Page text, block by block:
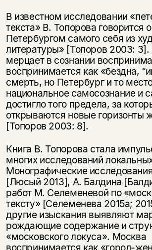
В известном исследовании
текста» В. Топорова говорится
Петербургом самого себя из
литературы» [Топоров 2003: 3].
мерцает в сознании
воспринимается как «бездна,
смерть, но Петербург и то
национальное самосознание и
достигло того предела, за
открываются новые горизонты
[Топоров 2003: 8].
Книга В. Топорова стала
многих исследований
Монографические
[Люсый 2013], А. Балдина
работ М. Селеменевой по
тексту» [Селеменева 2015а;
другие изыскания выявляют
рождающие содержание и
«московского локуса». Москва
воспринимается как «город-